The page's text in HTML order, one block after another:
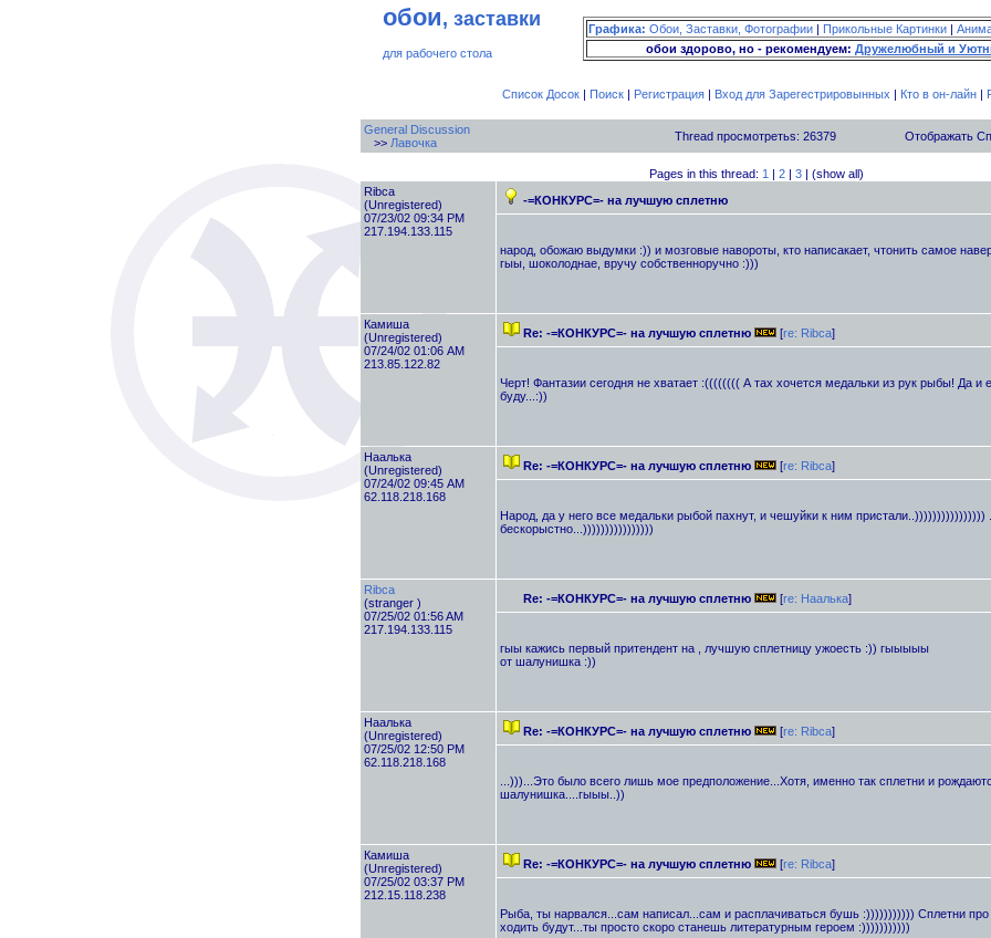
обои, заставки
для рабочего стола
Графика: Обои, Заставки, Фотографии | Прикольные Картинки |
обои здорово, но - рекомендуем: Дружелюбный и
Список Досок| Поиск| Регистрация| Вход для Зарегестрировынных | Кто в он-лайн|
General Discussion
>> Лавочка Thread просмотретьs: 26379 Отображать
Pages in this thread: 1 | 2| 3| (show all)
Ribca
(Unregistered)
07/23/02 09:34 PM
217.194.133.115
-=КОНКУРС=- на лучшую сплетню
народ, обожаю выдумки :)) и мозговые навороты, кто написакает, чтонить самое
гыы, шоколоднае, вручу собственноручно :)))
Камиша
(Unregistered)
07/24/02 01:06 AM
213.85.122.82
Re: -=КОНКУРС=- на лучшую сплетню [re: Ribca]
Черт! Фантазии сегодня не хватает :(((((((( А тах хочется медальки из рук рыбы! Да и
буду...:))
Наалька
(Unregistered)
07/24/02 09:45 AM
62.118.218.168
Re: -=КОНКУРС=- на лучшую сплетню [re: Ribca]
Народ, да у него все медальки рыбой пахнут, и чешуйки к ним пристали..))))))))))))))))
бескорыстно...))))))))))))))))
Ribca
(stranger )
07/25/02 01:56 AM
217.194.133.115
Re: -=КОНКУРС=- на лучшую сплетню [re: Наалька]
гыы кажись первый притендент на , лучшую сплетницу ужоесть :)) гыыыыы
от шалунишка :))
Наалька
(Unregistered)
07/25/02 12:50 PM
62.118.218.168
Re: -=КОНКУРС=- на лучшую сплетню [re: Ribca]
...)))...Это было всего лишь мое предположение...Хотя, именно так сплетни и
шалунишка....гыыы..))
Камиша
(Unregistered)
07/25/02 03:37 PM
212.15.118.238
Re: -=КОНКУРС=- на лучшую сплетню [re: Ribca]
Рыба, ты нарвался...сам написал...сам и расплачиваться бушь :))))))))))) Сплетни про
ходить будут...ты просто скоро станешь литературным героем :)))))))))))